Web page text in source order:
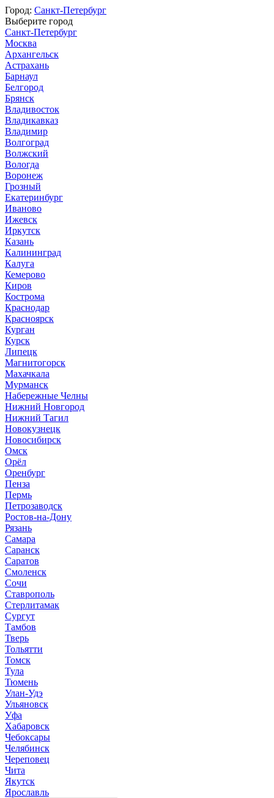
Город: Санкт-Петербург
Выберите город
Санкт-Петербург
Москва
Архангельск
Астрахань
Барнаул
Белгород
Брянск
Владивосток
Владикавказ
Владимир
Волгоград
Волжский
Вологда
Воронеж
Грозный
Екатеринбург
Иваново
Ижевск
Иркутск
Казань
Калининград
Калуга
Кемерово
Киров
Кострома
Краснодар
Красноярск
Курган
Курск
Липецк
Магнитогорск
Махачкала
Мурманск
Набережные Челны
Нижний Новгород
Нижний Тагил
Новокузнецк
Новосибирск
Омск
Орёл
Оренбург
Пенза
Пермь
Петрозаводск
Ростов-на-Дону
Рязань
Самара
Саранск
Саратов
Смоленск
Сочи
Ставрополь
Стерлитамак
Сургут
Тамбов
Тверь
Тольятти
Томск
Тула
Тюмень
Улан-Удэ
Ульяновск
Уфа
Хабаровск
Чебоксары
Челябинск
Череповец
Чита
Якутск
Ярославль